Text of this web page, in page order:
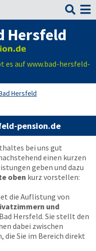

Hersfeld
es auf www.bad-hersfeld-
Hersfeld
pension.de
bei uns gut
einen kurzen
geben und dazu
oben kurz vorstellen:
die Auflistung von
und
Hersfeld. Sie stellt den
dabei zwischen
die Sie im Bereich direkt